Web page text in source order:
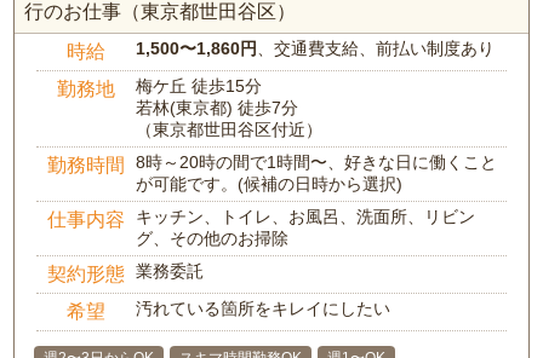
行のお仕事（東京都世田谷区）
時給 1,500〜1,860円 、交通費支給、前払い制度あり
勤務地
梅ケ丘 徒歩15分
若林(東京都) 徒歩7分
（東京都世田谷区付近）
勤務時間
8時～20時の間で1時間〜、好きな日に働くこと
が可能です。(候補の日時から選択)
仕事内容
キッチン、トイレ、お風呂、洗面所、リビン
グ、その他のお掃除
契約形態 業務委託
希望 汚れている箇所をキレイにしたい